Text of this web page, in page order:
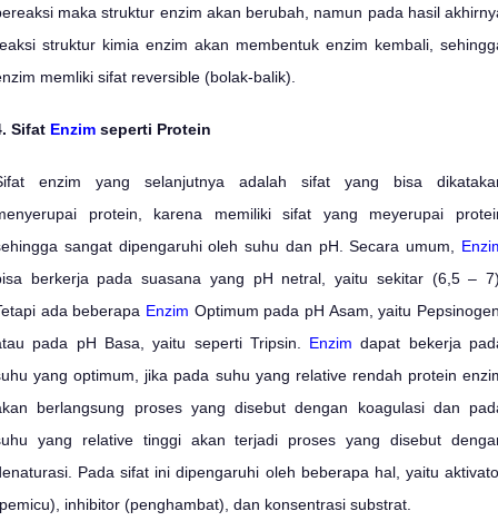
maka struktur enzim akan berubah, namun pada hasil
struktur kimia enzim akan membentuk enzim kembali,
memliki sifat reversible (bolak-balik).
Sifat Enzim seperti Protein
enzim yang selanjutnya adalah sifat yang bisa
protein, karena memiliki sifat yang meyerupai
sangat dipengaruhi oleh suhu dan pH. Secara umum,
berkerja pada suasana yang pH netral, yaitu sekitar (6,5 – 7).
ada beberapa Enzim Optimum pada pH Asam, yaitu Pepsinogen,
pada pH Basa, yaitu seperti Tripsin. Enzim dapat bekerja
yang optimum, jika pada suhu yang relative rendah protein
berlangsung proses yang disebut dengan koagulasi dan
yang relative tinggi akan terjadi proses yang disebut
Pada sifat ini dipengaruhi oleh beberapa hal, yaitu
inhibitor (penghambat), dan konsentrasi substrat.